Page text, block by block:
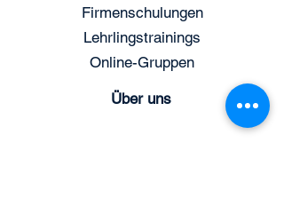
Firmenschulungen
Lehrlingstrainings
Online-Gruppen
Über uns